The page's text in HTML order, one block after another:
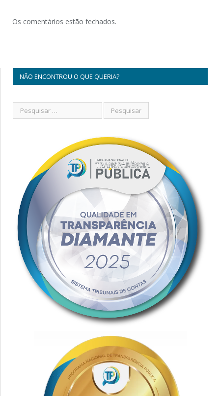
Os comentários estão fechados.
NÃO ENCONTROU O QUE QUERIA?